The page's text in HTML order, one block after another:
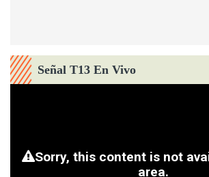
Señal T13 En Vivo